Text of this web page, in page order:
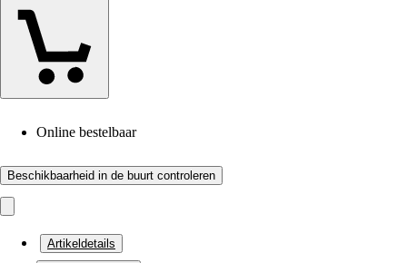
Online bestelbaar
Beschikbaarheid in de buurt controleren
Artikeldetails